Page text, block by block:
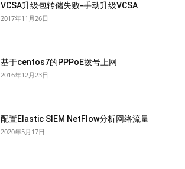
VCSA升级包转储失败-手动升级VCSA
2017年11月26日
基于centos7的PPPoE拨号上网
2016年12月23日
配置Elastic SIEM NetFlow分析网络流量
2020年5月17日